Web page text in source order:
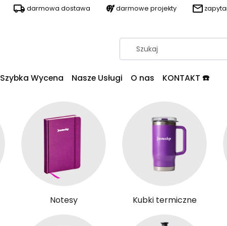
darmowa dostawa darmowe projekty
Szybka Wycena Nasze Usługi O nas KONTAKT ☎️
Notesy Kubki termiczne